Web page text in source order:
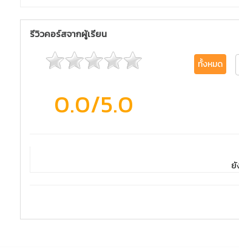
รีวิวคอร์สจากผู้เรียน
0.0/5.0
ทั้งหมด
ยั